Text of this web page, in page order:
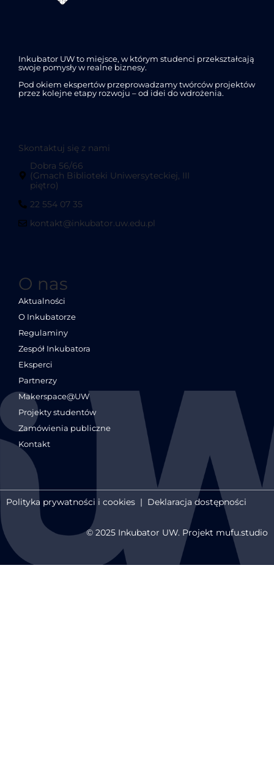
Inkubator UW to miejsce, w którym studenci przekształcają
swoje pomysły w realne biznesy.
Pod okiem ekspertów przeprowadzamy twórców projektów
przez kolejne etapy rozwoju – od idei do wdrożenia.
Skontaktuj się z nami
Dobra 56/66
(Gmach Biblioteki Uniwersyteckiej, III
piętro)
22 554 07 35
kontakt@inkubator.uw.edu.pl
O nas
Aktualności
O Inkubatorze
Regulaminy
Zespół Inkubatora
Eksperci
Partnerzy
Makerspace@UW
Projekty studentów
Zamówienia publiczne
Kontakt
Polityka prywatności i cookies | Deklaracja dostępności
© 2025 Inkubator UW. Projekt mufu.studio